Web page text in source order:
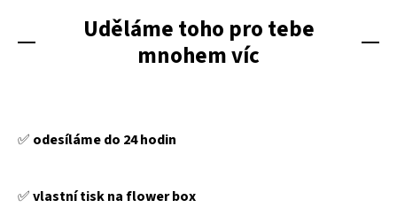
Uděláme toho pro tebe
mnohem víc
✅️ odesíláme do 24 hodin
✅️vlastní tisk na flower box